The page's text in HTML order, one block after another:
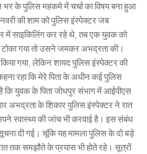
के पुलिस महकमे में चर्चा का विषय बना हुआ
की शाम को पुलिस इंस्पेक्टर जब
में साइकिलिंग कर रहे थे, तब एक युवक को
गया तो उसने जमकर अभद्रता की।
गया, लेकिन शायद पुलिस इंस्पेक्टर की
रहा कि मेरे पिता के अधीन कई पुलिस
कि युवक के पिता जोधपुर संभाग में आईपीएस
अभद्रता के शिकार पुलिस इंस्पेक्टर ने रात
स्वास्थ्य की जांच भी करवाई है। इस संबंध
दी गई। चूंकि यह मामला पुलिस के दो बड़े
तक समझौते के प्रयास भी होते रहे। सूत्रों